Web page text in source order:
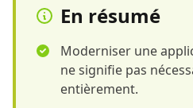
En résumé
Moderniser une
ne signifie pas
entièrement.